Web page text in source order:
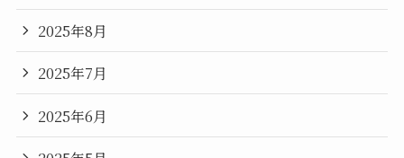
2025年8月
2025年7月
2025年6月